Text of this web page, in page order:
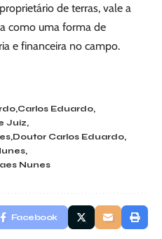
de terras, vale a
como uma forma de
e financeira no campo.
Carlos Eduardo
Juiz
Doutor Carlos Eduardo
Nunes
Facebook